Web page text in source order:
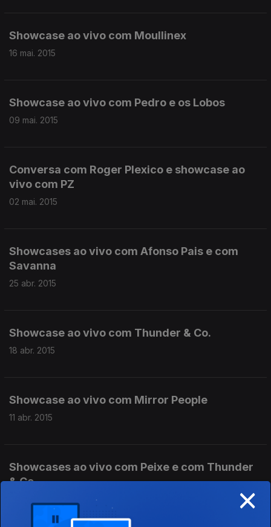
Showcase ao vivo com Moullinex
16 mai. 2015
Showcase ao vivo com Pedro e os Lobos
09 mai. 2015
Conversa com Roger Plexico e showcase ao
vivo com PZ
02 mai. 2015
Showcases ao vivo com Afonso Pais e com
Savanna
25 abr. 2015
Showcase ao vivo com Thunder & Co.
18 abr. 2015
Showcase ao vivo com Mirror People
11 abr. 2015
Showcases ao vivo com Peixe e com Thunder
& Co.
×